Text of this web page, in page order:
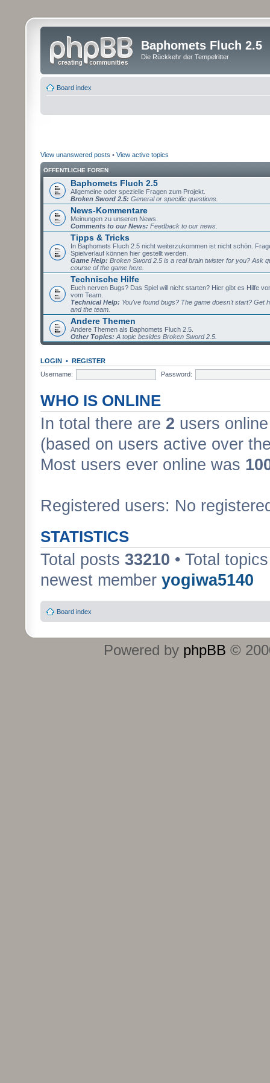
Baphomets Fluch 2.5
Die Rückkehr der Tempelritter
Board index
View unanswered posts • View active topics
ÖFFENTLICHE FOREN
Baphomets Fluch 2.5
Allgemeine oder spezielle Fragen zum Projekt.
Broken Sword 2.5: General or specific questions.
News-Kommentare
Meinungen zu unseren News.
Comments to our News: Feedback to our news.
Tipps & Tricks
In Baphomets Fluch 2.5 nicht weiterzukommen ist nicht schön.
Spielverlauf können hier gestellt werden.
Game Help: Broken Sword 2.5 is a real brain twister for you? Ask
course of the game here.
Technische Hilfe
Euch nerven Bugs? Das Spiel will nicht starten? Hier gibt es Hilfe
vom Team.
Technical Help: You've found bugs? The game doesn't start? Get
and the team.
Andere Themen
Andere Themen als Baphomets Fluch 2.5.
Other Topics: A topic besides Broken Sword 2.5.
LOGIN • REGISTER
Username:
Password:
WHO IS ONLINE
In total there are 2 users
(based on users active over
Most users ever online was
Registered users: No
STATISTICS
Total posts 33210 • Total
newest member yogiwa5140
Board index
Powered by phpBB ©